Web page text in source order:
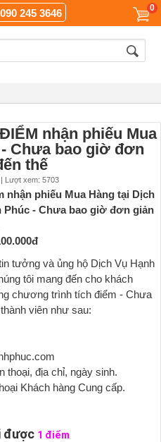
090 245 3646 0
nhận phiếu Mua
Chưa bao giờ đơn
thế
Lượt xem: 5703
nhận phiếu Mua Hàng tại Dịch
Phúc - Chưa bao giờ đơn giản
tưởng và ủng hộ Dịch Vụ Hạnh
tôi mang đến cho khách
chương trình tích điểm - Chưa
viên như sau:
thoại, địa chỉ, ngày sinh.
Khách hàng Cung cấp.
được 1 điểm